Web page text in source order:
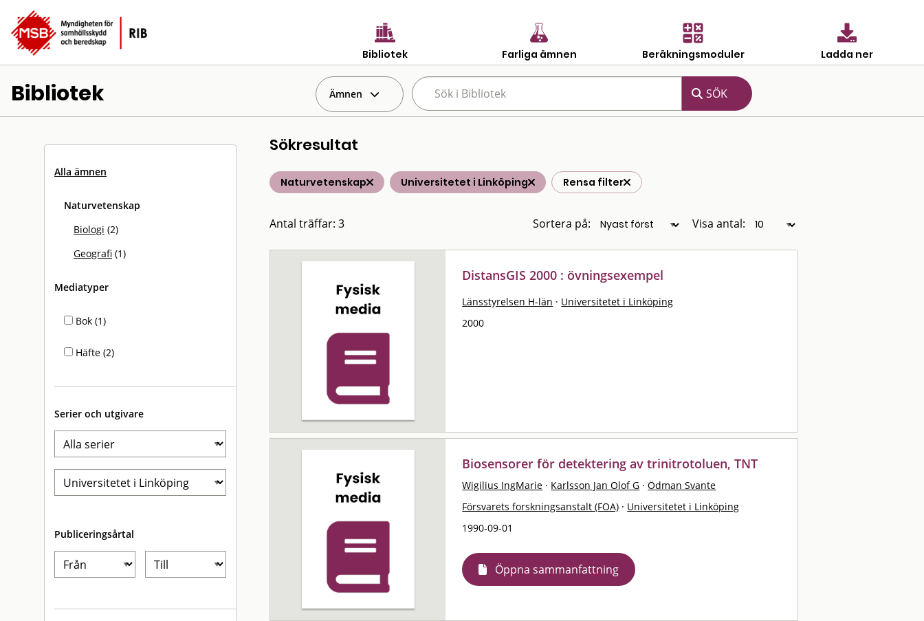
Bibliotek Farliga ämnen Beräkningsmoduler Ladda ner
Bibliotek Ämnen
Alla ämnen
Naturvetenskap
Biologi (2)
Geografi (1)
Mediatyper
Bok (1)
Häfte (2)
Serier och utgivare
Publiceringsårtal
Sökresultat
Naturvetenskap Universitetet i Linköping Rensa filter
Antal träffar: 3 Sortera på: Visa antal:
DistansGIS 2000 : övningsexempel
Länsstyrelsen H-län · Universitetet i Linköping
2000
Biosensorer för detektering av trinitrotoluen, TNT
Wigilius IngMarie · Karlsson Jan Olof G · Ödman Svante
Försvarets forskningsanstalt (FOA) · Universitetet i Linköping
1990-09-01
Öppna sammanfattning